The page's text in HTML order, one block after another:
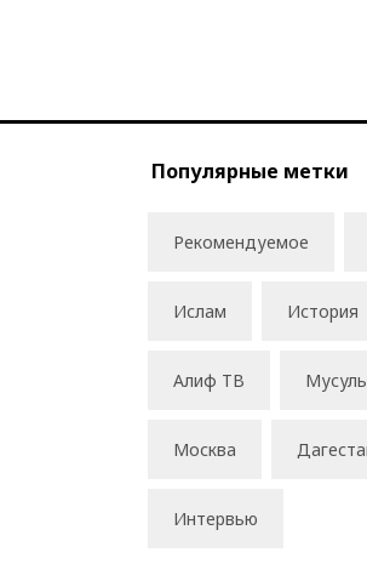
Популярные метки
Рекомендуемое
Ислам История
Алиф ТВ
Москва
Интервью